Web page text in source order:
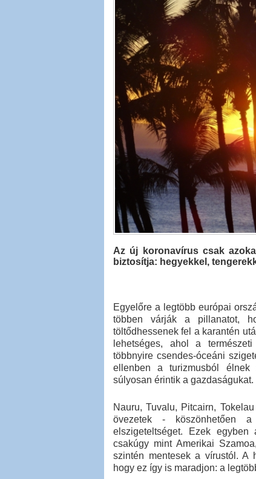
Az új koronavírus csak
biztosítja: hegyekkel,
Egyelőre a legtöbb európai
többen várják a pillanatot,
töltődhessenek fel a karantén
lehetséges, ahol a
többnyire csendes-óceáni
ellenben a turizmusból élnek
súlyosan érintik a gazdaságukat.
Nauru, Tuvalu, Pitcairn,
övezetek - köszönhetően a
elszigeteltséget. Ezek
csakúgy mint Amerikai
szintén mentesek a vírustól. A
hogy ez így is maradjon: a